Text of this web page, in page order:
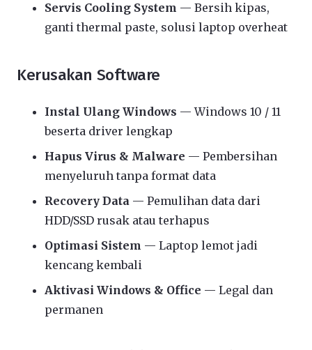
Servis Cooling System — Bersih kipas,
ganti thermal paste, solusi laptop overheat
Kerusakan Software
Instal Ulang Windows — Windows 10 / 11
beserta driver lengkap
Hapus Virus & Malware — Pembersihan
menyeluruh tanpa format data
Recovery Data — Pemulihan data dari
HDD/SSD rusak atau terhapus
Optimasi Sistem — Laptop lemot jadi
kencang kembali
Aktivasi Windows & Office — Legal dan
permanen